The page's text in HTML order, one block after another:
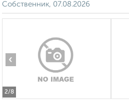
Собственник, 07.08.2026
2/8
‹